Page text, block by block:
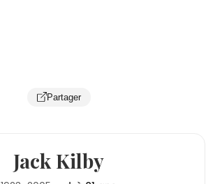
Partager
Jack Kilby